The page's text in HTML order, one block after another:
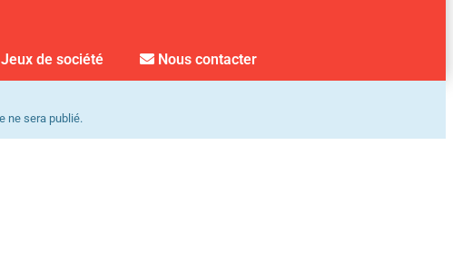
Jeux de société Nous contacter
ne sera publié.